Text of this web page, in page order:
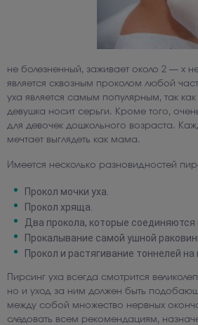
не болезненный, заживает около 2 — х
является сквозным проколом любой
уха является самым популярным, так как
девушка носит серьги. Кроме того,
для девочек дошкольного возраста.
мечтает выглядеть как мама.
Имеется несколько разновидностей
Прокол мочки уха.
Прокол хряща.
Два прокола, которые соединяются
Прокалывание самой ушной
Прокол и растягивание тоннелей на
Пирсинг уха всегда смотрится
но и уход за ним должен быть
между собой множество нервных
следовать всем рекомендациям,